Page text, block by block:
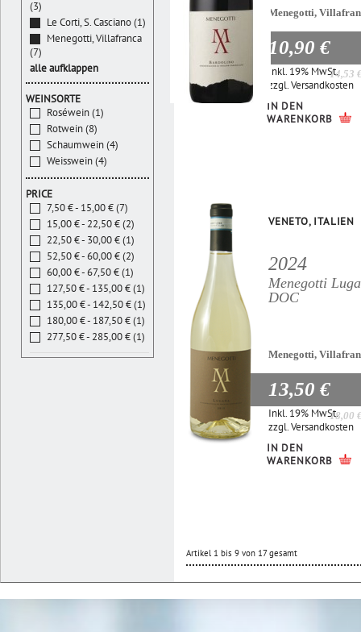
Menegotti,
10,90 €
14,53
Inkl. 19% MwSt.
zzgl.Versandkosten
IN DEN
WARENKORB
VENETO, ITALIEN
2024
Menegotti
DOC
Menegotti,
13,50 €
18,00
Inkl. 19% MwSt.
zzgl.Versandkosten
IN DEN
WARENKORB
Artikel 1 bis 9 von 17 gesamt
(3)
Le Corti, S. Casciano (1)
Menegotti, Villafranca
(7)
alle aufklappen
WEINSORTE
Roséwein (1)
Rotwein (8)
Schaumwein (4)
Weisswein (4)
PRICE
7,50 € - 15,00 € (7)
15,00 € - 22,50 € (2)
22,50 € - 30,00 € (1)
52,50 € - 60,00 € (2)
60,00 € - 67,50 € (1)
127,50 € - 135,00 € (1)
135,00 € - 142,50 € (1)
180,00 € - 187,50 € (1)
277,50 € - 285,00 € (1)